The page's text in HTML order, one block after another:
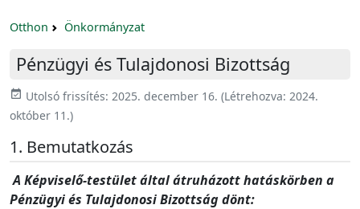
Otthon Önkormányzat
Pénzügyi és Tulajdonosi Bizottság
event_available Utolsó frissítés: 2025. december 16. (Létrehozva: 2024.
október 11.)
Bemutatkozás
A Képviselő-testület által átruházott hatáskörben a
Pénzügyi és Tulajdonosi Bizottság dönt: